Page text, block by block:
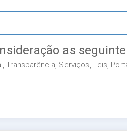
as
Serviços, Leis,